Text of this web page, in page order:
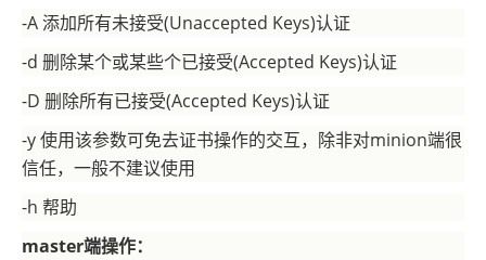
-A 添加所有未接受(Unaccepted Keys)认证
-d 删除某个或某些个已接受(Accepted Keys)认证
-D 删除所有已接受(Accepted Keys)认证
-y 使用该参数可免去证书操作的交互，除非对minion端很
信任，一般不建议使用
-h 帮助
master端操作：